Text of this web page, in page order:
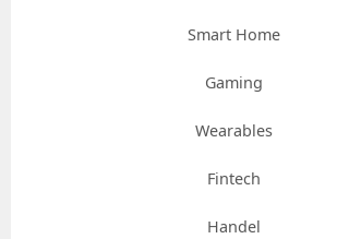
Smart Home
Gaming
Wearables
Fintech
Handel